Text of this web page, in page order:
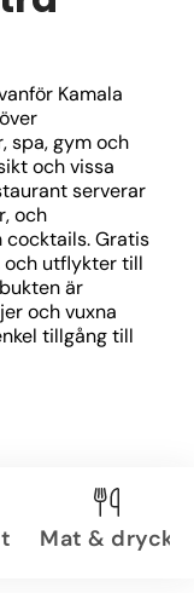
Kamala
spa, gym och
och vissa
serverar
och
Gratis
och utflykter till
är
och vuxna
tillgång till
Mat & dryck